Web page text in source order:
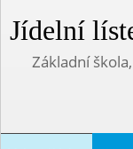
Jídelní
Základní